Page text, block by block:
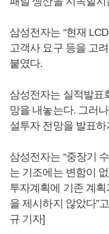
삼성전자는 “현재
고객사 요구 등을 고
붙였다.
삼성전자는 실적발표
망을 내놓는다. 그러
설투자 전망을 발표하
삼성전자는 “중장기
는 기조에는 변함이
투자계획에 기존 계
을 제시하지 않았다”
규 기자]